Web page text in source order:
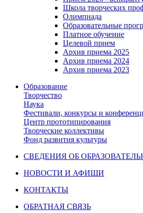
Школа творческих
Олимпиада
Образовательные
Платное обучение
Целевой прием
Архив приема 2025
Архив приема 2024
Архив приема 2023
Образование
Творчество
Наука
Фестивали, конкурсы и
Центр прототипирования
Творческие коллективы
Фонд развития культуры
СВЕДЕНИЯ ОБ
НОВОСТИ И АФИШИ
КОНТАКТЫ
ОБРАТНАЯ СВЯЗЬ